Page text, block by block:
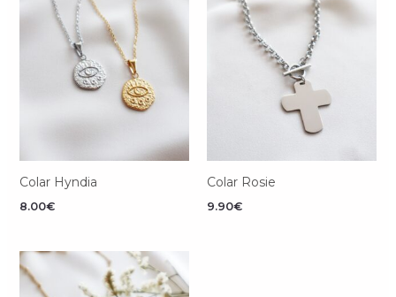
Colar Hyndia
8.00€
Colar Rosie
9.90€